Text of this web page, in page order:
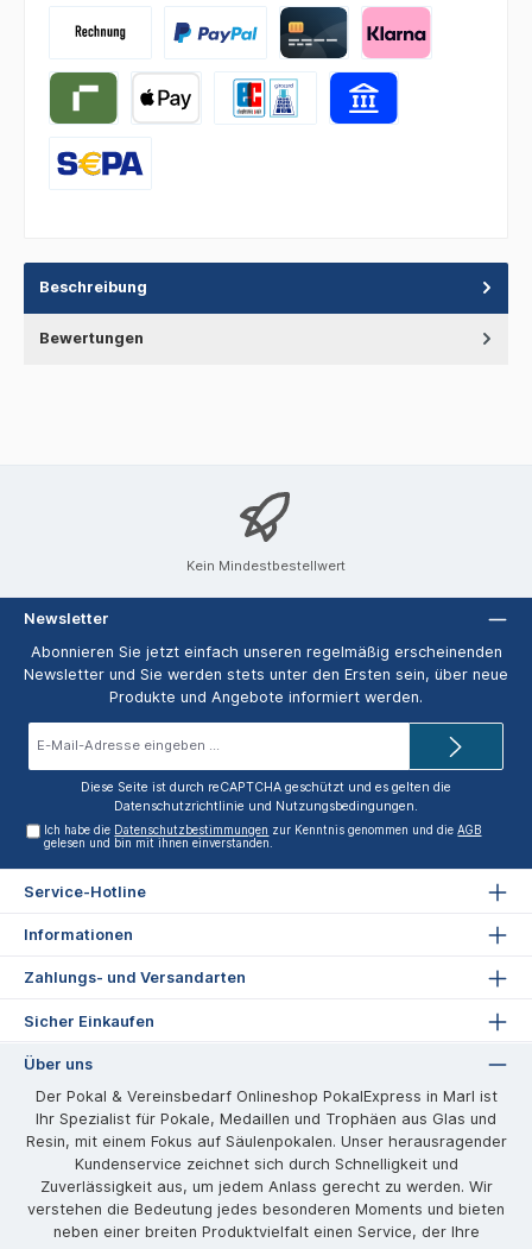
Beschreibung
Bewertungen
Kein Mindestbestellwert
Newsletter
Abonnieren Sie jetzt einfach unseren regelmäßig erscheinenden
Newsletter und Sie werden stets unter den Ersten sein, über neue
Produkte und Angebote informiert werden.
Diese Seite ist durch reCAPTCHA geschützt und es gelten die
Datenschutzrichtlinie und Nutzungsbedingungen.
Ich habe die Datenschutzbestimmungen zur Kenntnis genommen und dieAGB
gelesen und bin mit ihnen einverstanden.
Service-Hotline
Informationen
Zahlungs- und Versandarten
Sicher Einkaufen
Über uns
Der Pokal & Vereinsbedarf Onlineshop PokalExpress in Marl ist
Ihr Spezialist für Pokale, Medaillen und Trophäen aus Glas und
Resin, mit einem Fokus auf Säulenpokalen. Unser herausragender
Kundenservice zeichnet sich durch Schnelligkeit und
Zuverlässigkeit aus, um jedem Anlass gerecht zu werden. Wir
verstehen die Bedeutung jedes besonderen Moments und bieten
neben einer breiten Produktvielfalt einen Service, der Ihre